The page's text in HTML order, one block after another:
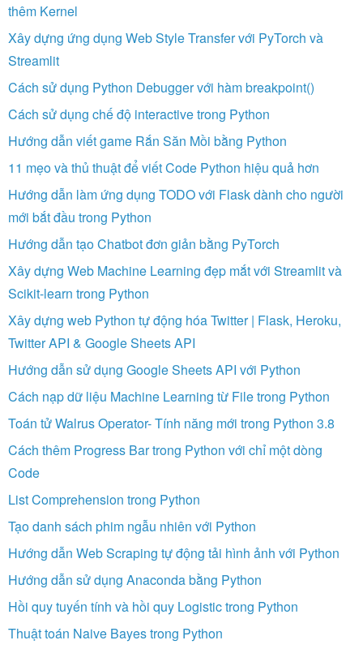
thêm Kernel
Xây dựng ứng dụng Web Style Transfer với PyTorch và
Streamlit
Cách sử dụng Python Debugger với hàm breakpoint()
Cách sử dụng chế độ interactive trong Python
Hướng dẫn viết game Rắn Săn Mồi bằng Python
11 mẹo và thủ thuật để viết Code Python hiệu quả hơn
Hướng dẫn làm ứng dụng TODO với Flask dành cho người
mới bắt đầu trong Python
Hướng dẫn tạo Chatbot đơn giản bằng PyTorch
Xây dựng Web Machine Learning đẹp mắt với Streamlit và
Scikit-learn trong Python
Xây dựng web Python tự động hóa Twitter | Flask, Heroku,
Twitter API & Google Sheets API
Hướng dẫn sử dụng Google Sheets API với Python
Cách nạp dữ liệu Machine Learning từ File trong Python
Toán tử Walrus Operator- Tính năng mới trong Python 3.8
Cách thêm Progress Bar trong Python với chỉ một dòng
Code
List Comprehension trong Python
Tạo danh sách phim ngẫu nhiên với Python
Hướng dẫn Web Scraping tự động tải hình ảnh với Python
Hướng dẫn sử dụng Anaconda bằng Python
Hồi quy tuyến tính và hồi quy Logistic trong Python
Thuật toán Naive Bayes trong Python